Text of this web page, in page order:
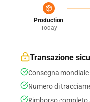
Production
Today
Transazione
Consegna
Numero di
Rimborso completo